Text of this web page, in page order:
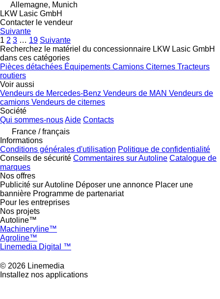
Allemagne, Munich
LKW Lasic GmbH
Contacter le vendeur
Suivante
1 2 3 … 19 Suivante
Recherchez le matériel du concessionnaire LKW Lasic GmbH
dans ces catégories
Pièces détachées Équipements Camions Citernes Tracteurs
routiers
Voir aussi
Vendeurs de Mercedes-Benz Vendeurs de MAN Vendeurs de
camions Vendeurs de citernes
Société
Qui sommes-nousAide Contacts
France / français
Informations
Conditions générales d'utilisation Politique de confidentialité
Conseils de sécurité Commentaires sur Autoline Catalogue de
marques
Nos offres
Publicité sur Autoline Déposer une annonce Placer une
bannière Programme de partenariat
Pour les entreprises
Nos projets
Autoline™
Machineryline™
Agroline™
Linemedia Digital ™
© 2026 Linemedia
Installez nos applications